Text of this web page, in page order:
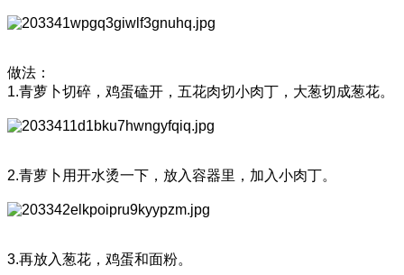
做法：
1.青萝卜切碎，鸡蛋磕开，五花肉切小肉丁，大葱切成葱花。
2.青萝卜用开水烫一下，放入容器里，加入小肉丁。
3.再放入葱花，鸡蛋和面粉。